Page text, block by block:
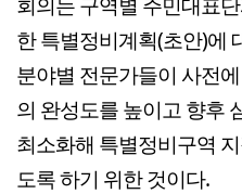
한 특별정비계획(초안)에
분야별 전문가들이 사전
의 완성도를 높이고 향후
최소화해 특별정비구역
도록 하기 위한 것이다.